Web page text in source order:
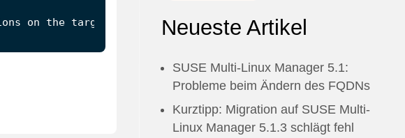
on the target directory. Consider changing the remote tmp
Neueste Artikel
SUSE Multi-Linux Manager 5.1:
Probleme beim Ändern des FQDNs
Kurztipp: Migration auf SUSE Multi-
Linux Manager 5.1.3 schlägt fehl